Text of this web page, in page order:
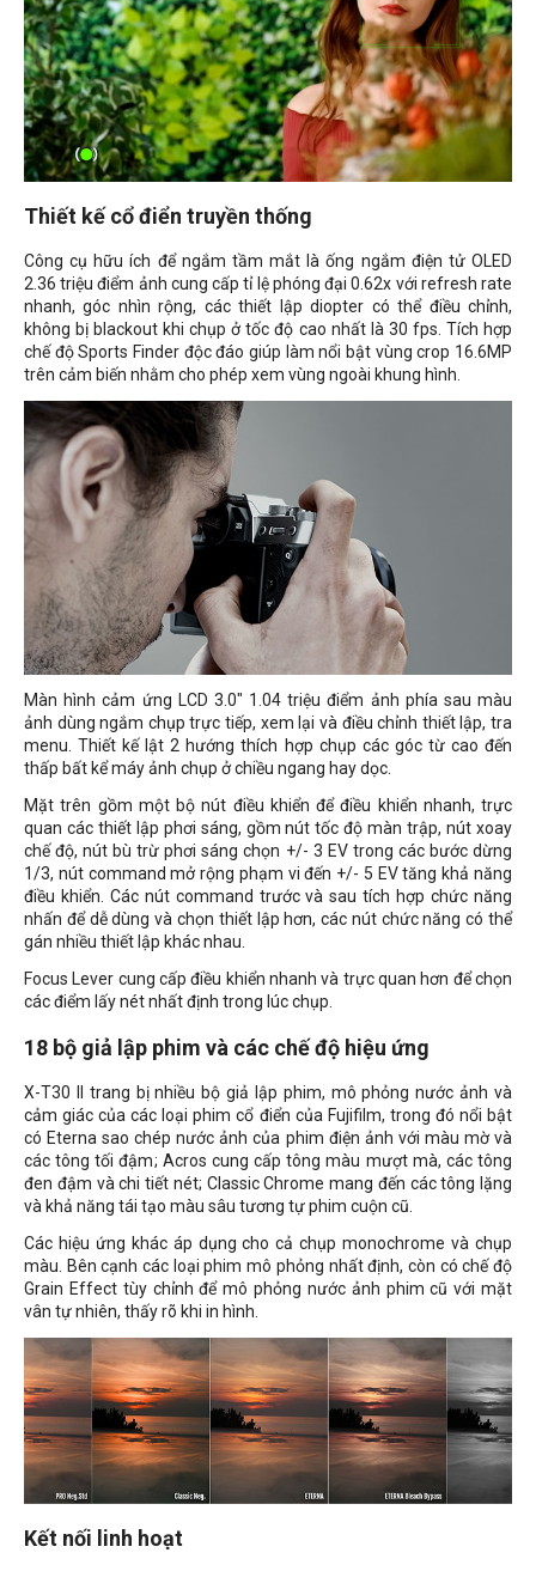
Thiết kế cổ điển truyền thống
Công cụ hữu ích để ngắm tầm mắt là ống ngắm điện tử OLED
2.36 triệu điểm ảnh cung cấp tỉ lệ phóng đại 0.62x với refresh rate
nhanh, góc nhìn rộng, các thiết lập diopter có thể điều chỉnh,
không bị blackout khi chụp ở tốc độ cao nhất là 30 fps. Tích hợp
chế độ Sports Finder độc đáo giúp làm nổi bật vùng crop 16.6MP
trên cảm biến nhằm cho phép xem vùng ngoài khung hình.
Màn hình cảm ứng LCD 3.0" 1.04 triệu điểm ảnh phía sau màu
ảnh dùng ngắm chụp trực tiếp, xem lại và điều chỉnh thiết lập, tra
menu. Thiết kế lật 2 hướng thích hợp chụp các góc từ cao đến
thấp bất kể máy ảnh chụp ở chiều ngang hay dọc.
Mặt trên gồm một bộ nút điều khiển để điều khiển nhanh, trực
quan các thiết lập phơi sáng, gồm nút tốc độ màn trập, nút xoay
chế độ, nút bù trừ phơi sáng chọn +/- 3 EV trong các bước dừng
1/3, nút command mở rộng phạm vi đến +/- 5 EV tăng khả năng
điều khiển. Các nút command trước và sau tích hợp chức năng
nhấn để dễ dùng và chọn thiết lập hơn, các nút chức năng có thể
gán nhiều thiết lập khác nhau.
Focus Lever cung cấp điều khiển nhanh và trực quan hơn để chọn
các điểm lấy nét nhất định trong lúc chụp.
18 bộ giả lập phim và các chế độ hiệu ứng
X-T30 II trang bị nhiều bộ giả lập phim, mô phỏng nước ảnh và
cảm giác của các loại phim cổ điển của Fujifilm, trong đó nổi bật
có Eterna sao chép nước ảnh của phim điện ảnh với màu mờ và
các tông tối đậm; Acros cung cấp tông màu mượt mà, các tông
đen đậm và chi tiết nét; Classic Chrome mang đến các tông lặng
và khả năng tái tạo màu sâu tương tự phim cuộn cũ.
Các hiệu ứng khác áp dụng cho cả chụp monochrome và chụp
màu. Bên cạnh các loại phim mô phỏng nhất định, còn có chế độ
Grain Effect tùy chỉnh để mô phỏng nước ảnh phim cũ với mặt
vân tự nhiên, thấy rõ khi in hình.
Kết nối linh hoạt